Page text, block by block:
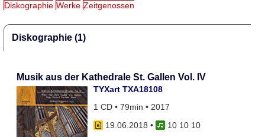
Diskographie Werke Zeitgenossen
Diskographie (1)
Musik aus der Kathedrale St. Gallen Vol. IV
TYXart TXA18108
1 CD • 79min • 2017
19.06.2018 •
10 10 10